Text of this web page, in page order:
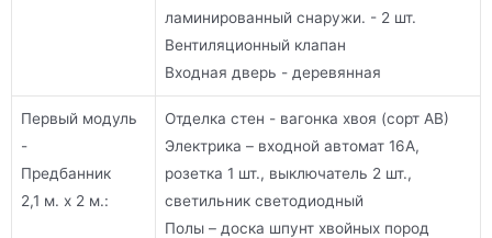
ламинированный снаружи. - 2 шт.
Вентиляционный клапан
Входная дверь - деревянная
Первый модуль
-
Предбанник
2,1 м. х 2 м.:
Отделка стен - вагонка хвоя (сорт АВ)
Электрика – входной автомат 16А,
розетка 1 шт., выключатель 2 шт.,
светильник светодиодный
Полы – доска шпунт хвойных пород